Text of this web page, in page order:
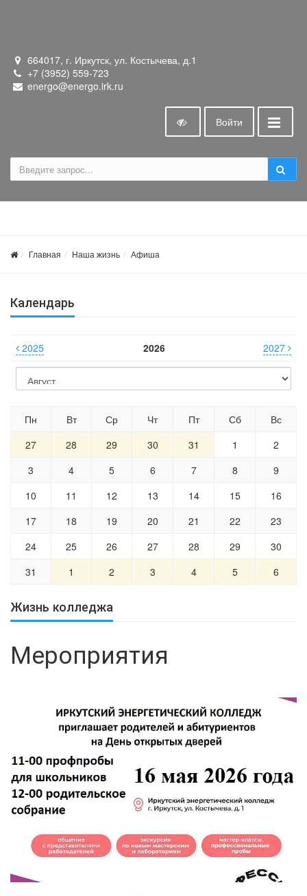
664017, г. Иркутск, ул. Костычева, д.1
+7 (3952) 559-723
energo@energo.irk.ru
Войти
Главная Наша жизнь Афиша
Календарь
2025 2026 2027
Пн Вт Ср Чт Пт Сб
Вс
27
28 29 30 31 1
2
3
4 5 6 7 8
9
10
11 12 13 14 15
16
17
18 19 20 21 22
23
24
25 26 27 28 29
30
31
1 2 3 4 5 6
Жизнь колледжа
Мероприятия